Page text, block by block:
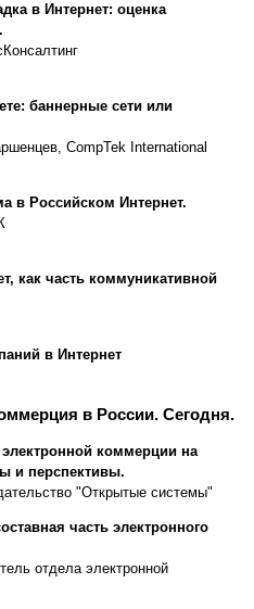
в Интернет: оценка
баннерные сети или
CompTek International
в Российском Интернет.
как часть коммуникативной
в Интернет
в России. Сегодня.
коммерции на
и перспективы.
"Открытые системы"
часть электронного
отдела электронной